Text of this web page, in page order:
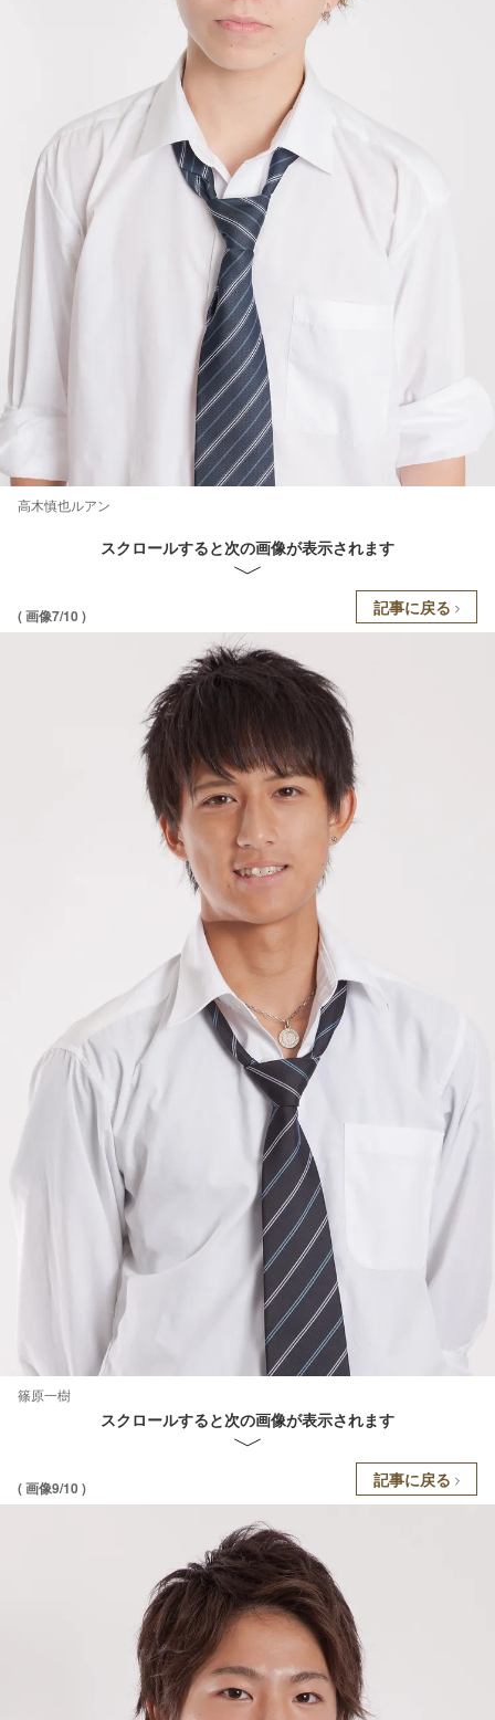
高木慎也ルアン
スクロールすると次の画像が表示されます
( 画像7/10 ) 記事に戻る
篠原一樹
スクロールすると次の画像が表示されます
( 画像9/10 ) 記事に戻る